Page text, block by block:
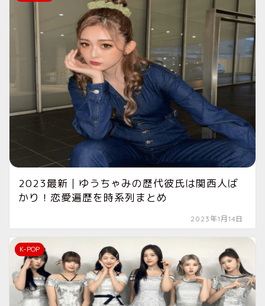
2023最新｜ゆうちゃみの歴代彼氏は関西人ば
かり！恋愛遍歴を時系列まとめ
2023年1月14日
K-POP